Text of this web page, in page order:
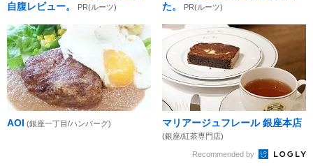
自腹レビュー。
PR(ルーツ)
た。
PR(ルーツ)
AOI (銀座一丁目/ハンバーグ) マリアージュフレール 銀座本店
(銀座/紅茶専門店)
Recommended by